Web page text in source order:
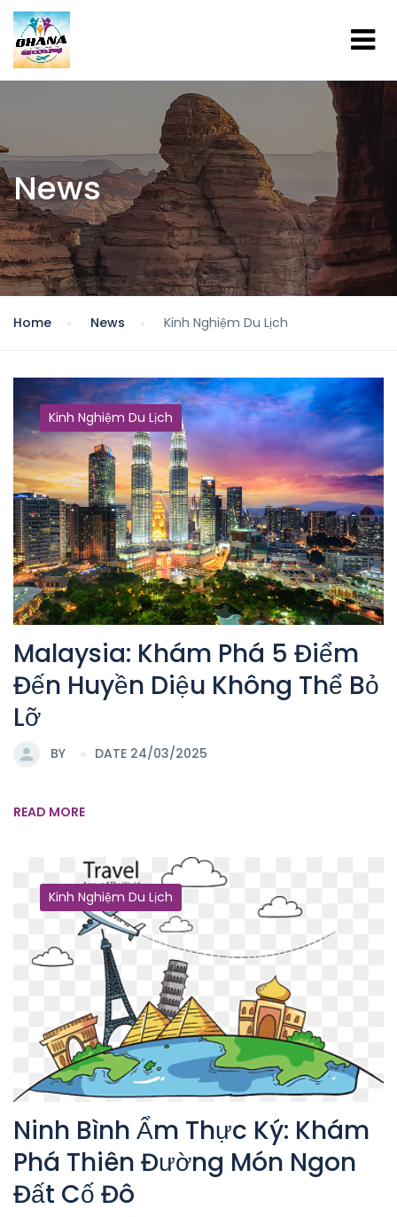
News
Home News Kinh Nghiệm Du Lịch
Kinh Nghiệm Du Lịch
Malaysia: Khám Phá 5 Điểm
Đến Huyền Diệu Không Thể Bỏ
Lỡ
BY DATE 24/03/2025
READ MORE
Kinh Nghiệm Du Lịch
Ninh Bình Ẩm Thực Ký: Khám
Phá Thiên Đường Món Ngon
Đất Cố Đô